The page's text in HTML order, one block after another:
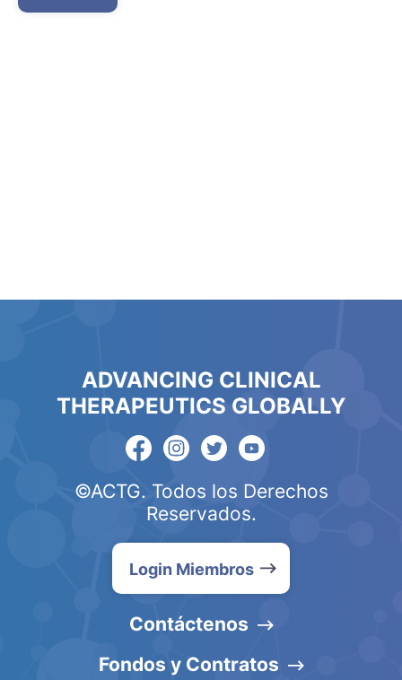
ADVANCING CLINICAL
THERAPEUTICS GLOBALLY
©ACTG. Todos los Derechos
Reservados.
Login Miembros
Contáctenos
Fondos y Contratos